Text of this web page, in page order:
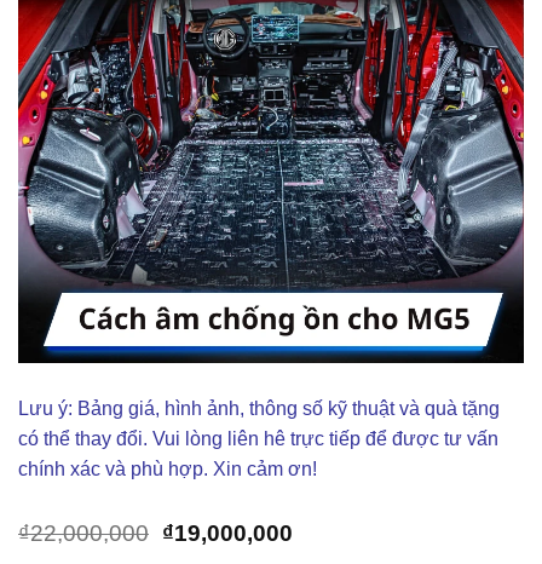
Lưu ý: Bảng giá, hình ảnh, thông số kỹ thuật và quà tặng
có thể thay đổi. Vui lòng liên hê trực tiếp để được tư vấn
chính xác và phù hợp. Xin cảm ơn!
₫22,000,000 Giá
₫19,000,000Giá